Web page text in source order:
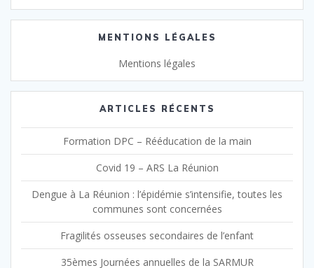
MENTIONS LÉGALES
Mentions légales
ARTICLES RÉCENTS
Formation DPC – Rééducation de la main
Covid 19 – ARS La Réunion
Dengue à La Réunion : l’épidémie s’intensifie, toutes les
communes sont concernées
Fragilités osseuses secondaires de l’enfant
35èmes Journées annuelles de la SARMUR